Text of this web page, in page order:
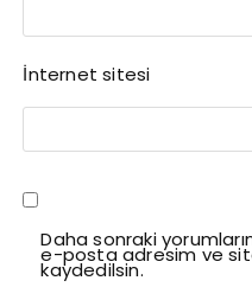
İnternet sitesi
Daha sonraki
e-posta adresim ve
kaydedilsin.